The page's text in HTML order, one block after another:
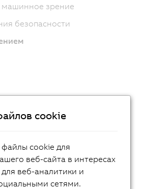
зрение
безопасности
cookie
cookie для
веб-сайта в интересах
веб-аналитики и
сетями.